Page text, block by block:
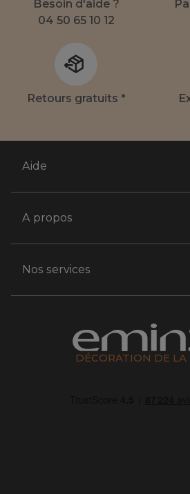
Besoin d'aide ?
04 50 65 10 12
Retours gratuits *
Aide
A propos
Nos services
DÉCORATION DE LA